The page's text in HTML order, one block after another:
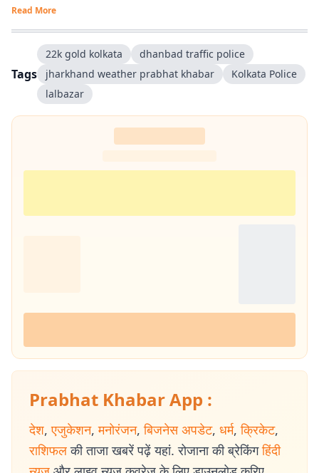
Read More
Tags
22k gold kolkata
dhanbad traffic police
jharkhand weather prabhat khabar
Kolkata Police
lalbazar
Prabhat Khabar App :
देश, एजुकेशन, मनोरंजन, बिजनेस अपडेट, धर्म, क्रिकेट,
राशिफल की ताजा खबरें पढ़ें यहां. रोजाना की ब्रेकिंग हिंदी